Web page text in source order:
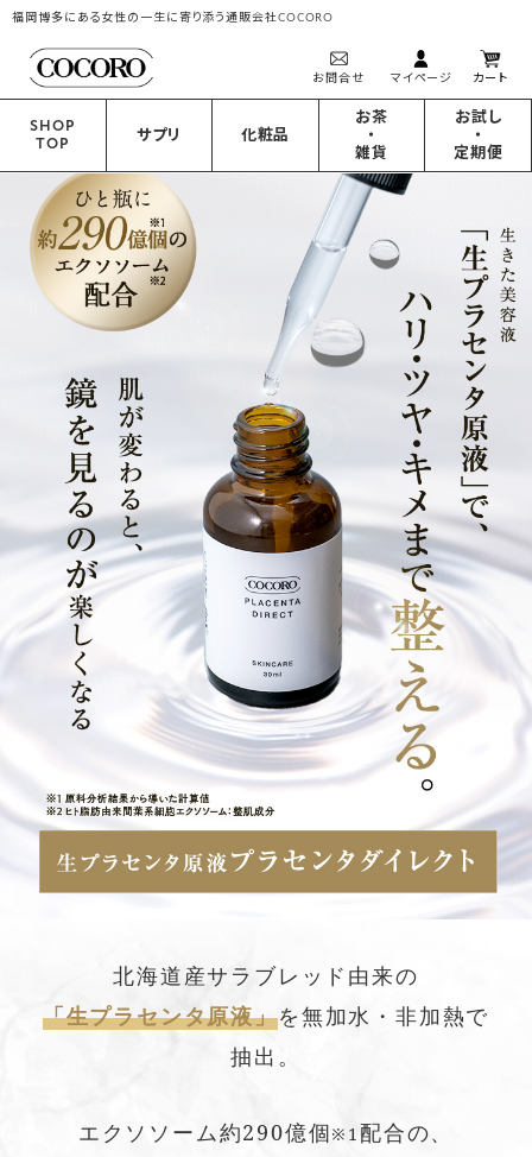
福岡博多にある女性の一生に寄り添う通販会社COCORO
お問合せ マイページ カート
SHOP
TOP
サプリ 化粧品
お茶
・
雑貨
お試し
・
定期便
北海道産サラブレッド由来の
「生プラセンタ原液」を無加水・非加熱で
抽出。
エクソソーム約290億個※1配合の、